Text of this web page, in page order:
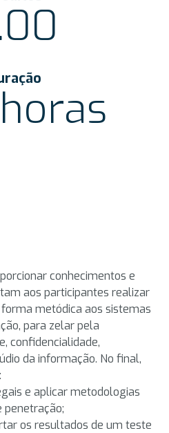
conhecimentos e
aos participantes realizar
metódica aos sistemas
para zelar pela
confidencialidade,
da informação. No final,
e aplicar metodologias
penetração;
os resultados de um teste